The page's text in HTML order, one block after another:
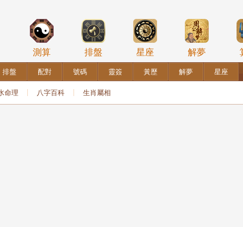
測算 排盤 星座 解夢
排盤 配對 號碼 靈簽 黃歷 解夢 星座
命理 八字百科 生肖屬相